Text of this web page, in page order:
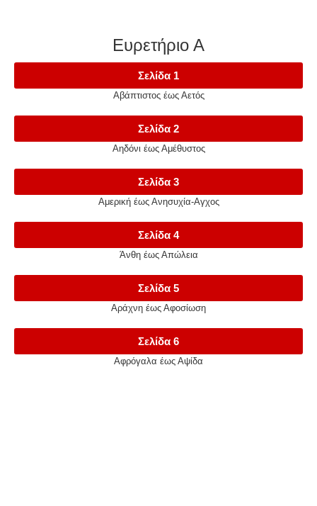
Ευρετήριο Α
Σελίδα 1
Αβάπτιστος έως Αετός
Σελίδα 2
Αηδόνι έως Αμέθυστος
Σελίδα 3
Αμερική έως Ανησυχία-Αγχος
Σελίδα 4
Άνθη έως Απώλεια
Σελίδα 5
Αράχνη έως Αφοσίωση
Σελίδα 6
Αφρόγαλα έως Αψίδα